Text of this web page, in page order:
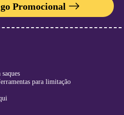
para limitação
Promocional